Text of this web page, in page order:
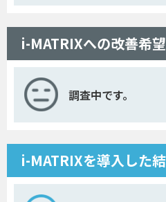
i-MATRIXへの改善希
調査中です。
i-MATRIXを導入した